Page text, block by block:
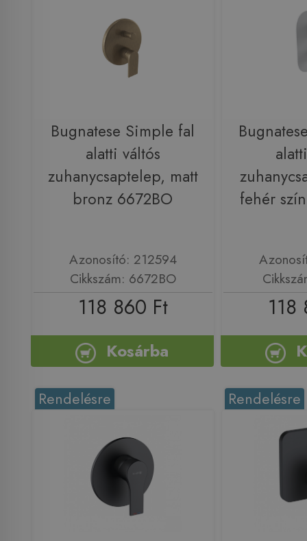
Bugnatese Simple fal
alatti váltós
zuhanycsaptelep, matt
bronz 6672BO
Azonosító: 212594
Cikkszám: 6672BO
118 860 Ft
Kosárba
fehér
118
Rendelésre Rendelésre